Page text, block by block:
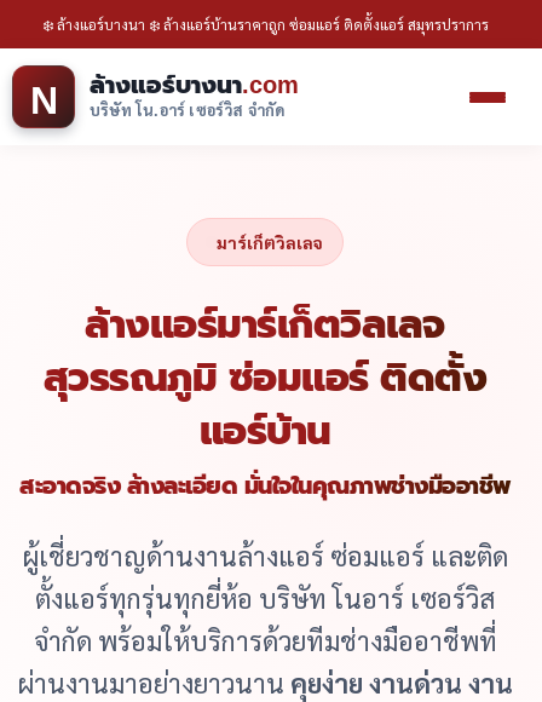
❄️ ล้างแอร์บางนา ❄️ ล้างแอร์บ้านราคาถูก ซ่อมแอร์ ติดตั้งแอร์ สมุทรปราการ
N ล้างแอร์บางนา.com
บริษัท โน.อาร์ เซอร์วิส จำกัด
มาร์เก็ตวิลเลจ
ล้างแอร์มาร์เก็ตวิลเลจ
สุวรรณภูมิ ซ่อมแอร์ ติดตั้ง
แอร์บ้าน
สะอาดจริง ล้างละเอียด มั่นใจในคุณภาพช่างมืออาชีพ
ผู้เชี่ยวชาญด้านงานล้างแอร์ ซ่อมแอร์ และติด
ตั้งแอร์ทุกรุ่นทุกยี่ห้อ บริษัท โนอาร์ เซอร์วิส
จำกัด พร้อมให้บริการด้วยทีมช่างมืออาชีพที่
ผ่านงานมาอย่างยาวนาน คุยง่าย งานด่วน งาน